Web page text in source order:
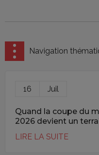
Navigation
16 Juil
Quand la coupe du
2026 devient un
LIRE LA SUITE